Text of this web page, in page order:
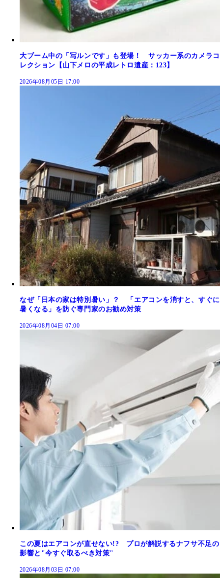
大ブーム中の「写ルンです」も登場！ サッカー系のカメラコ
レクション【山下メロの平成レトロ遺産：123】
2026年08月05日 17:00
なぜ「日本の家は特別暑い」？ 「エアコンを消すと、すぐに
暑くなる」を防ぐ専門家のお勧め対策
2026年08月04日 07:00
この夏はエアコンが直せない!? プロが解説するナフサ不足の
影響と"今すぐ取るべき対策"
2026年08月03日 07:00